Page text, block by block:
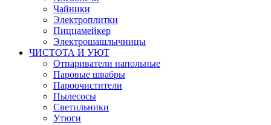
Чайники
Электроплитки
Пиццамейкер
Электрошашлычницы
ЧИСТОТА И УЮТ
Отпариватели напольные
Паровые швабры
Пароочистители
Пылесосы
Светильники
Утюги